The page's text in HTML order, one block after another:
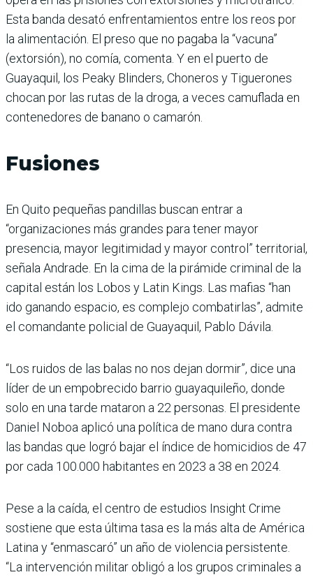
Esta banda desató enfrentamientos entre los reos por
la alimentación. El preso que no pagaba la “vacuna”
(extorsión), no comía, comenta. Y en el puerto de
Guayaquil, los Peaky Blinders, Choneros y Tiguerones
chocan por las rutas de la droga, a veces camuflada en
contenedores de banano o camarón.
Fusiones
En Quito pequeñas pandillas buscan entrar a
“organizaciones más grandes para tener mayor
presencia, mayor legitimidad y mayor control” territorial,
señala Andrade. En la cima de la pirámide criminal de la
capital están los Lobos y Latin Kings. Las mafias “han
ido ganando espacio, es complejo combatirlas”, admite
el comandante policial de Guayaquil, Pablo Dávila.
“Los ruidos de las balas no nos dejan dormir”, dice una
líder de un empobrecido barrio guayaquileño, donde
solo en una tarde mataron a 22 personas. El presidente
Daniel Noboa aplicó una política de mano dura contra
las bandas que logró bajar el índice de homicidios de 47
por cada 100.000 habitantes en 2023 a 38 en 2024.
Pese a la caída, el centro de estudios Insight Crime
sostiene que esta última tasa es la más alta de América
Latina y “enmascaró” un año de violencia persistente.
“La intervención militar obligó a los grupos criminales a